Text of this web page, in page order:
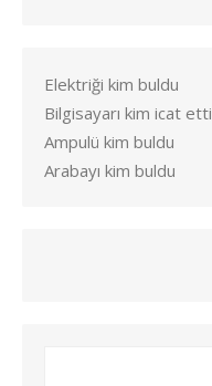
Elektriği kim buldu
Bilgisayarı kim icat etti
Ampulü kim buldu
Arabayı kim buldu